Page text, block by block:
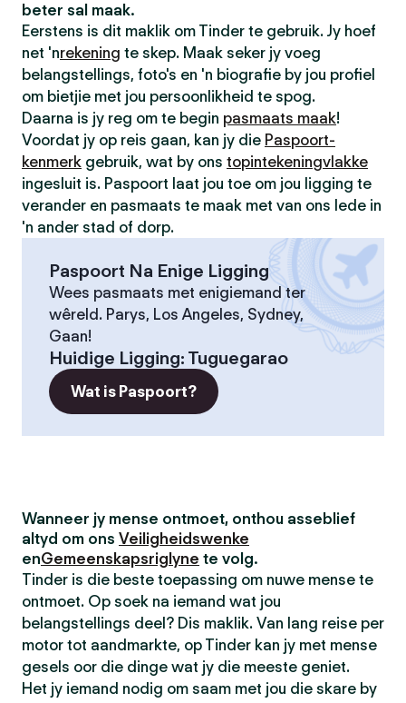
beter sal maak.
Eerstens is dit maklik om Tinder te gebruik. Jy hoef
net 'nrekening te skep. Maak seker jy voeg
belangstellings, foto's en 'n biografie by jou profiel
om bietjie met jou persoonlikheid te spog.
Daarna is jy reg om te begin pasmaats maak!
Voordat jy op reis gaan, kan jy die Paspoort-
kenmerk gebruik, wat by ons topintekeningvlakke
ingesluit is. Paspoort laat jou toe om jou ligging te
verander en pasmaats te maak met van ons lede in
'n ander stad of dorp.
Paspoort Na Enige Ligging
Wees pasmaats met enigiemand ter
wêreld. Parys, Los Angeles, Sydney,
Gaan!
Huidige Ligging: Tuguegarao
Wat is Paspoort?
Wanneer jy mense ontmoet, onthou asseblief
altyd om ons Veiligheidswenke
enGemeenskapsriglyne te volg.
Tinder is die beste toepassing om nuwe mense te
ontmoet. Op soek na iemand wat jou
belangstellings deel? Dis maklik. Van lang reise per
motor tot aandmarkte, op Tinder kan jy met mense
gesels oor die dinge wat jy die meeste geniet.
Het jy iemand nodig om saam met jou die skare by